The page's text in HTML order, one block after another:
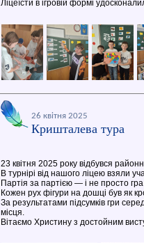
Ліцеїсти в ігровій формі
26 квітня 2025
Кришталева тура
23 квітня 2025 року відбувся
В турнірі від нашого ліцею взяли
Партія за партією — і не просто
Кожен рух фігури на дошці був як
За результатами підсумків гри
місця.
Вітаємо Христину з достойним